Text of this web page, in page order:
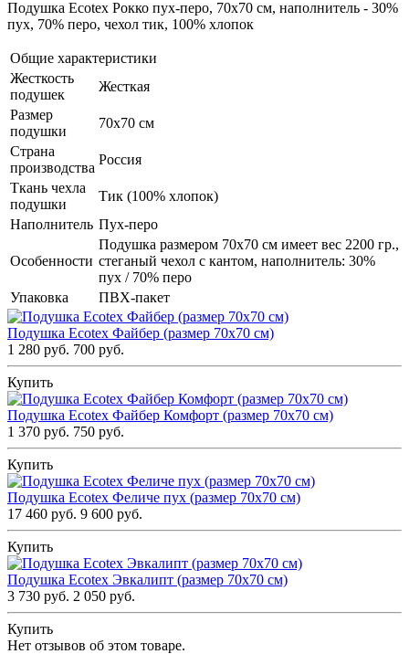
Подушка Ecotex Рокко пух-перо, 70х70 см, наполнитель - 30%
пух, 70% перо, чехол тик, 100% хлопок
Общие характеристики
Жесткость
подушек
Жесткая
Размер
подушки
70х70 см
Страна
производства
Россия
Ткань чехла
подушки
Тик (100% хлопок)
Наполнитель Пух-перо
Особенности
Подушка размером 70х70 см имеет вес 2200 гр.,
стеганый чехол с кантом, наполнитель: 30%
пух / 70% перо
Упаковка
ПВХ-пакет
Подушка Ecotex Файбер (размер 70х70 см)
1 280 руб. 700 руб.
Купить
Подушка Ecotex Файбер Комфорт (размер 70х70 см)
1 370 руб. 750 руб.
Купить
Подушка Ecotex Феличе пух (размер 70х70 см)
17 460 руб. 9 600 руб.
Купить
Подушка Ecotex Эвкалипт (размер 70х70 см)
3 730 руб. 2 050 руб.
Купить
Нет отзывов об этом товаре.